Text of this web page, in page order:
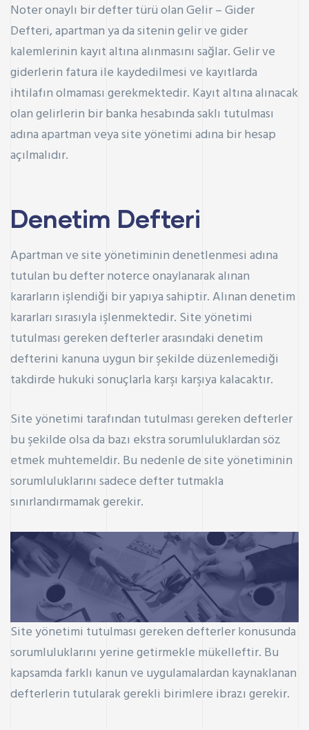
Noter onaylı bir defter türü olan Gelir – Gider
Defteri, apartman ya da sitenin gelir ve gider
kalemlerinin kayıt altına alınmasını sağlar. Gelir ve
giderlerin fatura ile kaydedilmesi ve kayıtlarda
ihtilafın olmaması gerekmektedir. Kayıt altına alınacak
olan gelirlerin bir banka hesabında saklı tutulması
adına apartman veya site yönetimi adına bir hesap
açılmalıdır.
Denetim Defteri
Apartman ve site yönetiminin denetlenmesi adına
tutulan bu defter noterce onaylanarak alınan
kararların işlendiği bir yapıya sahiptir. Alınan denetim
kararları sırasıyla işlenmektedir. Site yönetimi
tutulması gereken defterler arasındaki denetim
defterini kanuna uygun bir şekilde düzenlemediği
takdirde hukuki sonuçlarla karşı karşıya kalacaktır.
Site yönetimi tarafından tutulması gereken defterler
bu şekilde olsa da bazı ekstra sorumluluklardan söz
etmek muhtemeldir. Bu nedenle de site yönetiminin
sorumluluklarını sadece defter tutmakla
sınırlandırmamak gerekir.
Site yönetimi tutulması gereken defterler konusunda
sorumluluklarını yerine getirmekle mükelleftir. Bu
kapsamda farklı kanun ve uygulamalardan kaynaklanan
defterlerin tutularak gerekli birimlere ibrazı gerekir.